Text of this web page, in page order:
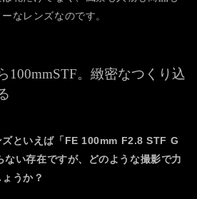
なレンズなのです。
。 緻密なつくり込
といえば「FE 100mm F2.8 STF G
ない存在ですが、どのような撮影で力
うか？